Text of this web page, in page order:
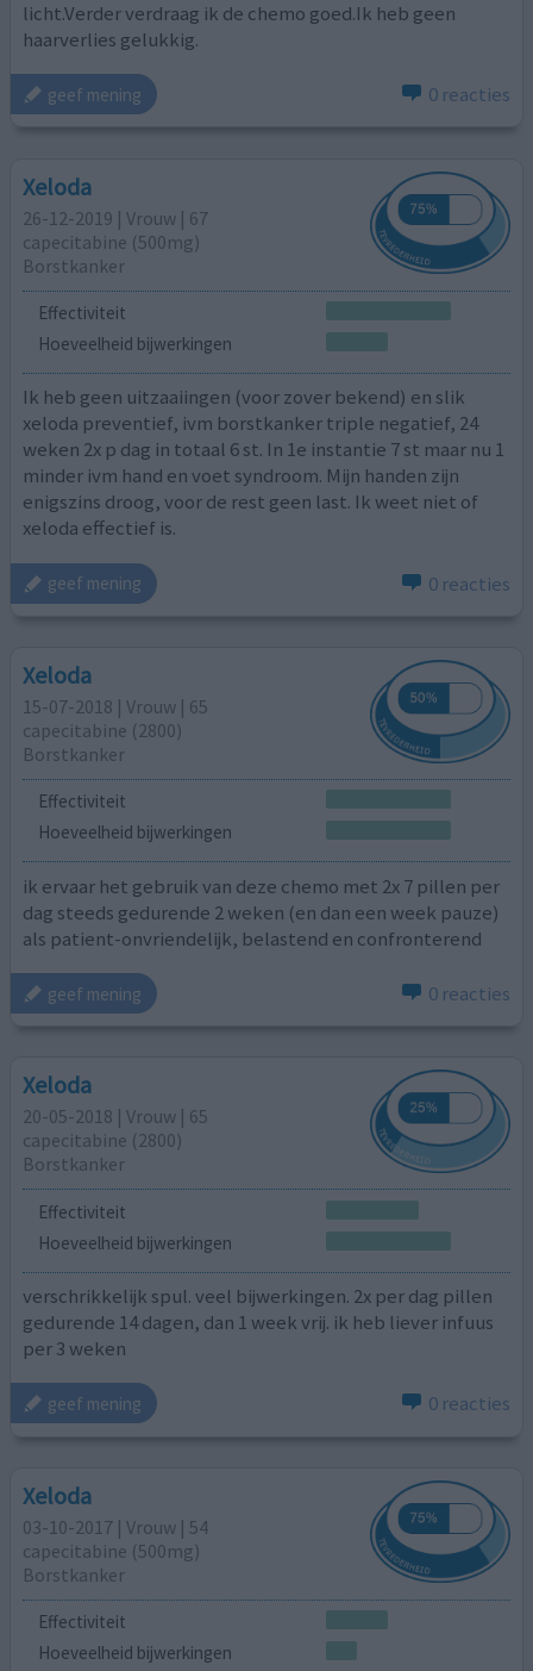
licht.Verder verdraag ik de chemo goed.Ik heb geen
haarverlies gelukkig.
geef mening 0 reacties
Xeloda
26-12-2019 | Vrouw | 67
capecitabine (500mg)
Borstkanker
Effectiviteit
Hoeveelheid bijwerkingen
Ik heb geen uitzaaiingen (voor zover bekend) en slik
xeloda preventief, ivm borstkanker triple negatief, 24
weken 2x p dag in totaal 6 st. In 1e instantie 7 st maar nu 1
minder ivm hand en voet syndroom. Mijn handen zijn
enigszins droog, voor de rest geen last. Ik weet niet of
xeloda effectief is.
geef mening 0 reacties
Xeloda
15-07-2018 | Vrouw | 65
capecitabine (2800)
Borstkanker
Effectiviteit
Hoeveelheid bijwerkingen
ik ervaar het gebruik van deze chemo met 2x 7 pillen per
dag steeds gedurende 2 weken (en dan een week pauze)
als patient-onvriendelijk, belastend en confronterend
geef mening 0 reacties
Xeloda
20-05-2018 | Vrouw | 65
capecitabine (2800)
Borstkanker
Effectiviteit
Hoeveelheid bijwerkingen
verschrikkelijk spul. veel bijwerkingen. 2x per dag pillen
gedurende 14 dagen, dan 1 week vrij. ik heb liever infuus
per 3 weken
geef mening 0 reacties
Xeloda
03-10-2017 | Vrouw | 54
capecitabine (500mg)
Borstkanker
Effectiviteit
Hoeveelheid bijwerkingen